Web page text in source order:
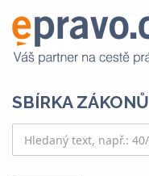
SBÍRKA ZÁKONŮ